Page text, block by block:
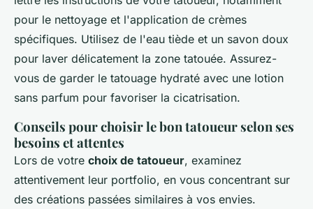
pour le nettoyage et l'application de crèmes
spécifiques. Utilisez de l'eau tiède et un savon doux
pour laver délicatement la zone tatouée. Assurez-
vous de garder le tatouage hydraté avec une lotion
sans parfum pour favoriser la cicatrisation.
Conseils pour choisir le bon tatoueur selon ses
besoins et attentes
Lors de votre choix de tatoueur, examinez
attentivement leur portfolio, en vous concentrant sur
des créations passées similaires à vos envies.